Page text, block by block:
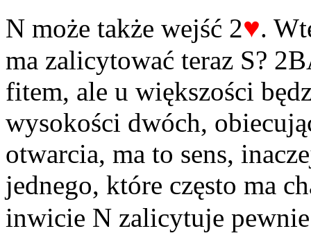
N może także wejść 2♥.
ma zalicytować teraz S?
fitem, ale u większości
wysokości dwóch,
otwarcia, ma to sens,
jednego, które często ma
inwicie N zalicytuje